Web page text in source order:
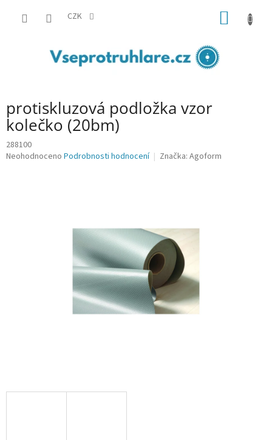
CZK
protiskluzová podložka vzor
kolečko (20bm)
288100
Průměrné
Neohodnoceno Podrobnosti hodnocení Značka: Agoform